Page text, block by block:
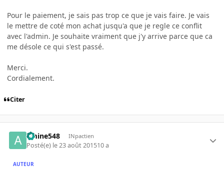
Pour le paiement, je sais pas trop ce que je vais faire. Je vais
le mettre de coté mon achat jusqu'a que je regle ce conflit
avec l'admin. Je souhaite vraiment que j'y arrive parce que ca
me désole ce qui s'est passé.
Merci.
Cordialement.
Citer
amine548 INpactien
Posté(e) le 23 août 201510 a
AUTEUR